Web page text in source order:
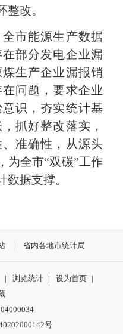
改。
市能源生产数据
部分发电企业漏
生产企业漏报销
问题，要求企业
识，夯实统计基
抓好整改落实，
准确性，从源头
为全市“双碳”工作
据支撑。
省内各地市统计局
| 浏览统计 | 设为首页 |
号